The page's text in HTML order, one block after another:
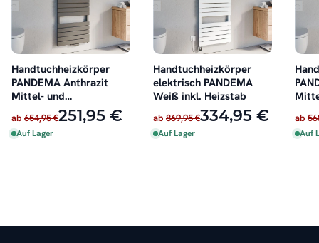
Handtuchheizkörper
PANDEMA Anthrazit
Mittel- und
Seitenanschluss
ab 654,95 €251,95 €
Auf Lager
Handtuchheizkörper
elektrisch PANDEMA
Weiß inkl. Heizstab
ab 869,95 €334,95 €
Auf Lager
ab
Auf